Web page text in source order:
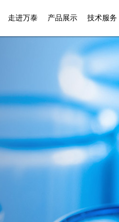
走进万泰 产品展示 技术服务